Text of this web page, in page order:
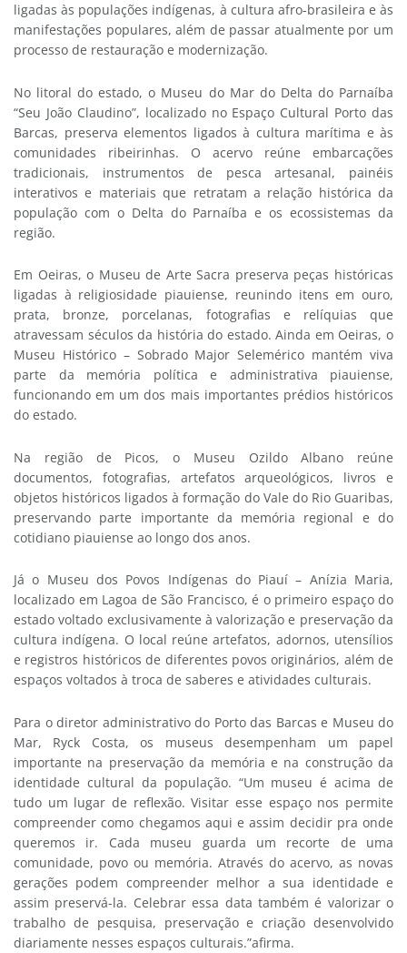
ligadas às populações indígenas, à cultura afro-brasileira e às
manifestações populares, além de passar atualmente por um
processo de restauração e modernização.
No litoral do estado, o Museu do Mar do Delta do Parnaíba
“Seu João Claudino”, localizado no Espaço Cultural Porto das
Barcas, preserva elementos ligados à cultura marítima e às
comunidades ribeirinhas. O acervo reúne embarcações
tradicionais, instrumentos de pesca artesanal, painéis
interativos e materiais que retratam a relação histórica da
população com o Delta do Parnaíba e os ecossistemas da
região.
Em Oeiras, o Museu de Arte Sacra preserva peças históricas
ligadas à religiosidade piauiense, reunindo itens em ouro,
prata, bronze, porcelanas, fotografias e relíquias que
atravessam séculos da história do estado. Ainda em Oeiras, o
Museu Histórico – Sobrado Major Selemérico mantém viva
parte da memória política e administrativa piauiense,
funcionando em um dos mais importantes prédios históricos
do estado.
Na região de Picos, o Museu Ozildo Albano reúne
documentos, fotografias, artefatos arqueológicos, livros e
objetos históricos ligados à formação do Vale do Rio Guaribas,
preservando parte importante da memória regional e do
cotidiano piauiense ao longo dos anos.
Já o Museu dos Povos Indígenas do Piauí – Anízia Maria,
localizado em Lagoa de São Francisco, é o primeiro espaço do
estado voltado exclusivamente à valorização e preservação da
cultura indígena. O local reúne artefatos, adornos, utensílios
e registros históricos de diferentes povos originários, além de
espaços voltados à troca de saberes e atividades culturais.
Para o diretor administrativo do Porto das Barcas e Museu do
Mar, Ryck Costa, os museus desempenham um papel
importante na preservação da memória e na construção da
identidade cultural da população. “Um museu é acima de
tudo um lugar de reflexão. Visitar esse espaço nos permite
compreender como chegamos aqui e assim decidir pra onde
queremos ir. Cada museu guarda um recorte de uma
comunidade, povo ou memória. Através do acervo, as novas
gerações podem compreender melhor a sua identidade e
assim preservá-la. Celebrar essa data também é valorizar o
trabalho de pesquisa, preservação e criação desenvolvido
diariamente nesses espaços culturais.”afirma.